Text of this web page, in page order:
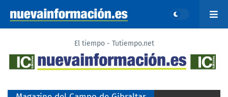
El tiempo - Tutiempo.net